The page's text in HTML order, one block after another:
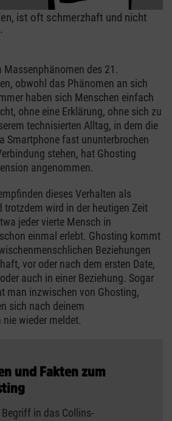
ist oft schmerzhaft und nicht
des 21.
obwohl das Phänomen an sich
haben sich Menschen einfach
ohne eine Erklärung, ohne sich zu
technisierten Alltag, in dem die
Smartphone fast ununterbrochen
stehen, hat Ghosting
angenommen.
dieses Verhalten als
trotzdem wird in der heutigen Zeit
jeder vierte Mensch in
einmal erlebt. Ghosting kommt
Beziehungen
vor oder nach dem ersten Date,
auch in einer Beziehung. Sogar
man inzwischen von Ghosting,
sich nach deinem
wieder meldet.
und Fakten zum
in das Collins-